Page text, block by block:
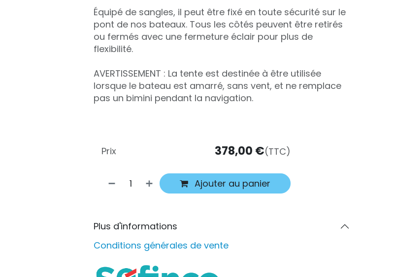
Équipé de sangles, il peut être fixé en toute sécurité sur le
pont de nos bateaux. Tous les côtés peuvent être retirés
ou fermés avec une fermeture éclair pour plus de
flexibilité.
AVERTISSEMENT : La tente est destinée à être utilisée
lorsque le bateau est amarré, sans vent, et ne remplace
pas un bimini pendant la navigation.
Ajouter au panier
Prix 378,00 €(TTC)
Plus d'informations
Conditions générales de vente